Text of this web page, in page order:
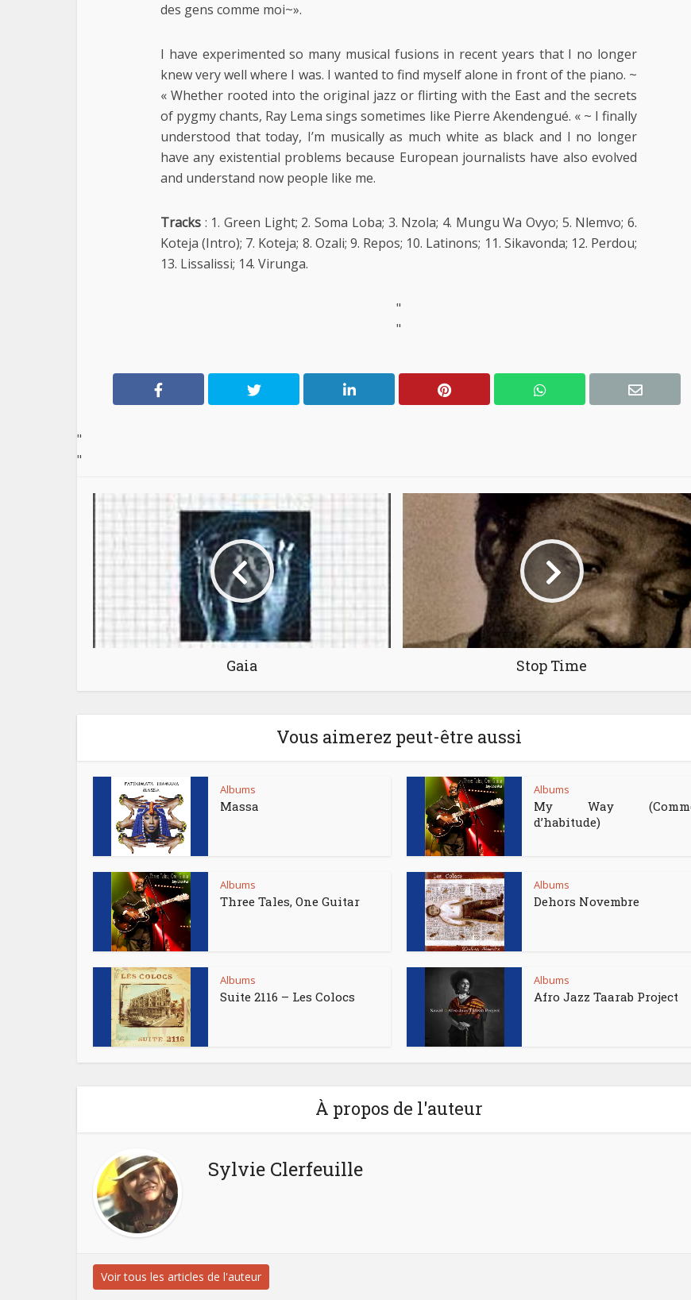
des gens comme moi~».
I have experimented so many musical fusions in recent years that I no longer
knew very well where I was. I wanted to find myself alone in front of the piano. ~
« Whether rooted into the original jazz or flirting with the East and the secrets
of pygmy chants, Ray Lema sings sometimes like Pierre Akendengué. « ~ I finally
understood that today, I’m musically as much white as black and I no longer
have any existential problems because European journalists have also evolved
and understand now people like me.
Tracks : 1. Green Light; 2. Soma Loba; 3. Nzola; 4. Mungu Wa Ovyo; 5. Nlemvo; 6.
Koteja (Intro); 7. Koteja; 8. Ozali; 9. Repos; 10. Latinons; 11. Sikavonda; 12. Perdou;
13. Lissalissi; 14. Virunga.
"
"
"
"
Gaia Stop Time
Vous aimerez peut-être aussi
Albums
Massa
Albums
My Way
d’habitude)
Albums
Three Tales, One Guitar
Albums
Dehors Novembre
Albums
Suite 2116 – Les Colocs
Albums
Afro Jazz Taarab Project
À propos de l'auteur
Sylvie Clerfeuille
Voir tous les articles de l'auteur